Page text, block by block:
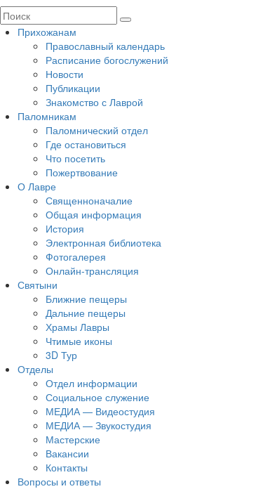
Прихожанам
Православный календарь
Расписание богослужений
Новости
Публикации
Знакомство с Лаврой
Паломникам
Паломнический отдел
Где остановиться
Что посетить
Пожертвование
О Лавре
Священноначалие
Общая информация
История
Электронная библиотека
Фотогалерея
Онлайн-трансляция
Святыни
Ближние пещеры
Дальние пещеры
Храмы Лавры
Чтимые иконы
3D Тур
Отделы
Отдел информации
Социальное служение
МЕДИА — Видеостудия
МЕДИА — Звукостудия
Мастерские
Вакансии
Контакты
Вопросы и ответы